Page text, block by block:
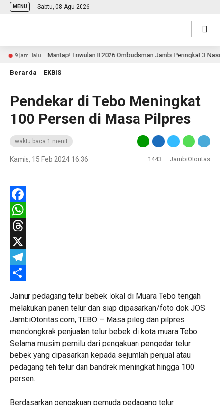
MENU Sabtu, 08 Agu 2026
9 jam lalu Mantap! Triwulan II 2026 Ombudsman Jambi Peringkat 3
Beranda EKBIS
Pendekar di Tebo Meningkat
100 Persen di Masa Pilpres
waktu baca 1 menit
Kamis, 15 Feb 2024 16:36 1443 JambiOtoritas
Facebook
WhatsApp
Threads
X
Telegram
Jainur pedagang telur bebek lokal di Muara Tebo tengah
melakukan panen telur dan siap dipasarkan/foto dok JOS
JambiOtoritas.com, TEBO – Masa pileg dan pilpres
mendongkrak penjualan telur bebek di kota muara Tebo.
Selama musim pemilu dari pengakuan pengedar telur
bebek yang dipasarkan kepada sejumlah penjual atau
pedagang teh telur dan bandrek meningkat hingga 100
persen.
Berdasarkan pengakuan pemuda pedagang telur